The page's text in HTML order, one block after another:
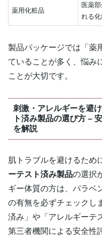
薬用化粧品
医薬
れる
製品パッケージでは「薬
ていることが多く、悩み
ことが大切です。
刺激・アレルギーを避
ト済み製品の選び方 –
を解説
肌トラブルを避けるため
ーテスト済み製品の選択
ギー体質の方は、パラベ
の有無を必ずチェックし
済み」や「アレルギーテ
第三者機関による安全性